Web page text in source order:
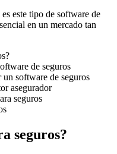
este tipo de software de
en un mercado tan
de seguros
software de seguros
asegurador
seguros
seguros?